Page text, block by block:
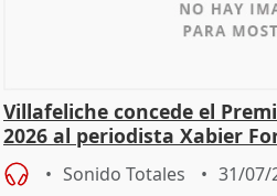
Villafeliche concede el
2026 al periodista Xabier
Sonido Totales 31/07/